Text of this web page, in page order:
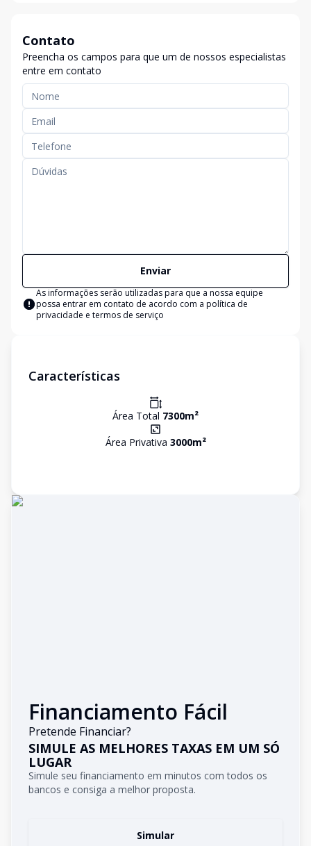
Contato
Preencha os campos para que um de nossos especialistas
entre em contato
Enviar
As informações serão utilizadas para que a nossa equipe
possa entrar em contato de acordo com a política de
privacidade e termos de serviço
Características
Área Total 7300m²
Área Privativa 3000m²
Financiamento Fácil
Pretende Financiar?
SIMULE AS MELHORES TAXAS EM UM SÓ
LUGAR
Simule seu financiamento em minutos com todos os
bancos e consiga a melhor proposta.
Simular